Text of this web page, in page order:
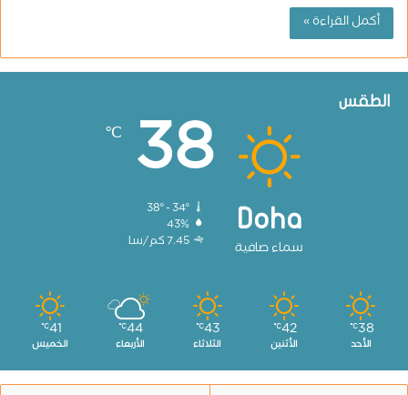
أكمل القراءة »
الطقس
Doha
سماء صافية
38
℃
43%
7.45 كم/سا
38
℃
الأحد
42
℃
الأثنين
43
℃
الثلاثاء
44
℃
الأربعاء
41
℃
الخميس